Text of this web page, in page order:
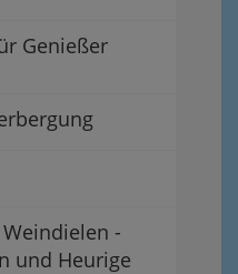
Genießer
-
und Heurige